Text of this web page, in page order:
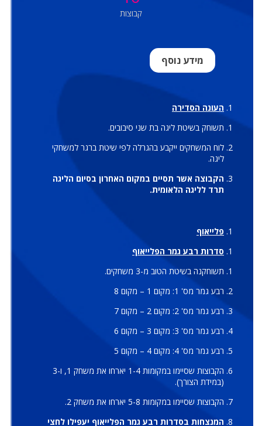
קבוצות
מידע נוסף
העונה הסדירה
תשוחק בשיטת ליגה בת שני סיבובים.
לוח המשחקים ייקבע בהגרלה לפי שיטת ברגר למשחקי
ליגה.
הקבוצה אשר תסיים במקום האחרון בסיום הליגה
תרד לליגה הלאומית.
פלייאוף
סדרות רבע גמר הפלייאוף
תשוחקנה בשיטת הטוב מ-3 משחקים.
רבע גמר מס' 1: מקום 1 – מקום 8
רבע גמר מס' 2: מקום 2 – מקום 7
רבע גמר מס' 3: מקום 3 – מקום 6
רבע גמר מס' 4: מקום 4 – מקום 5
הקבוצות שסיימו במקומות 1-4 יארחו את משחק 1, ו-3
(במידת הצורך).
הקבוצות שסיימו במקומות 5-8 יארחו את משחק 2.
המנצחות בסדרות רבע גמר הפלייאוף יעפילו לחצי